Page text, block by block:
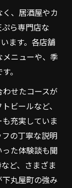
、居酒屋やカ
ら専門店な
ます。各店舗
ニューや、季
。
せたコースが
ビールなど、
充実していま
の丁寧な説明
た体験談も聞
ど、さまざま
丸屋町の強み